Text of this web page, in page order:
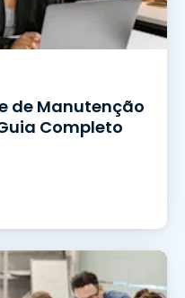
de Manutenção
Completo